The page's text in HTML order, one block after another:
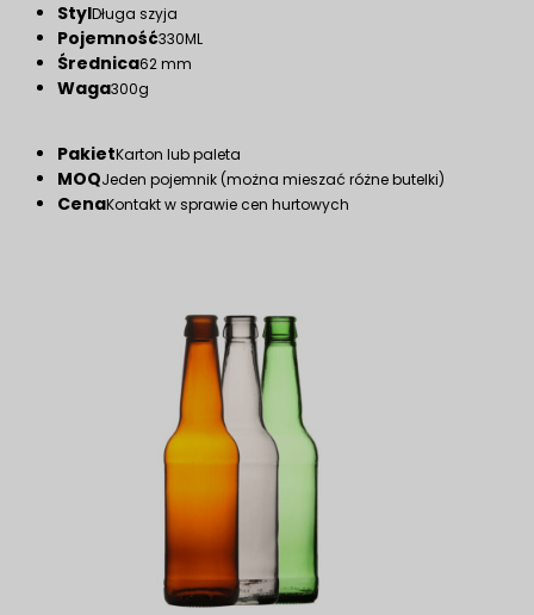
StylDługa szyja
Pojemność330ML
Średnica62 mm
Waga300g
PakietKarton lub paleta
MOQJeden pojemnik (można mieszać różne butelki)
CenaKontakt w sprawie cen hurtowych